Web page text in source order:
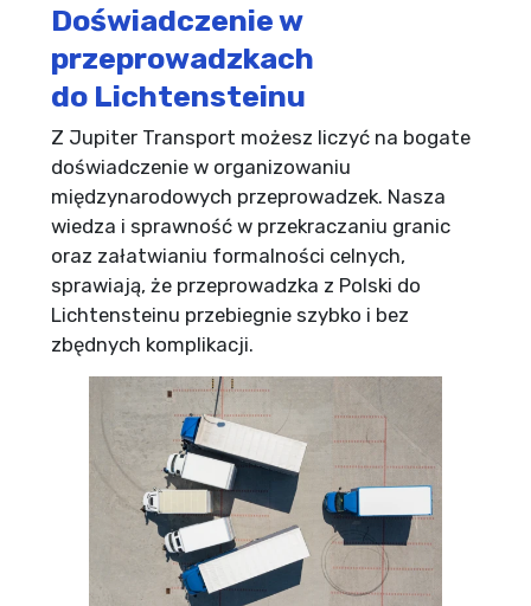
Doświadczenie w
przeprowadzkach
do Lichtensteinu
Z Jupiter Transport możesz liczyć na bogate
doświadczenie w organizowaniu
międzynarodowych przeprowadzek. Nasza
wiedza i sprawność w przekraczaniu granic
oraz załatwianiu formalności celnych,
sprawiają, że przeprowadzka z Polski do
Lichtensteinu przebiegnie szybko i bez
zbędnych komplikacji.